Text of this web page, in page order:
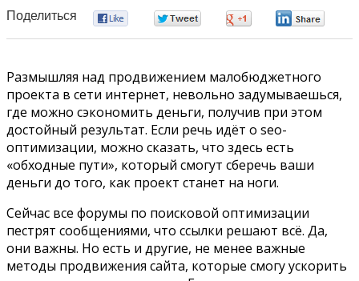
Поделиться
Размышляя над продвижением малобюджетного
проекта в сети интернет, невольно задумываешься,
где можно сэкономить деньги, получив при этом
достойный результат. Если речь идёт о seo-
оптимизации, можно сказать, что здесь есть
«обходные пути», который смогут сберечь ваши
деньги до того, как проект станет на ноги.
Сейчас все форумы по поисковой оптимизации
пестрят сообщениями, что ссылки решают всё. Да,
они важны. Но есть и другие, не менее важные
методы продвижения сайта, которые смогу ускорить